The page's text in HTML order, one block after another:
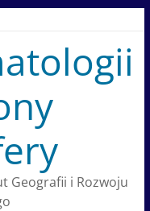
Geografii i Rozwoju